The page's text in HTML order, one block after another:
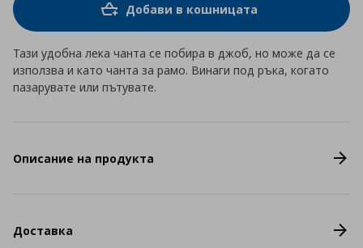
Добави в кошницата
Тази удобна лека чанта се побира в джоб, но може да се
използва и като чанта за рамо. Винаги под ръка, когато
пазарувате или пътувате.
Описание на продукта
Доставка